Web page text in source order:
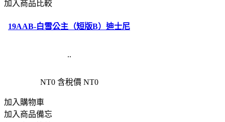
加入商品比較
19AAB-白雪公主（短版B）迪士尼
..
NT0 含稅價 NT0
加入購物車
加入商品備忘